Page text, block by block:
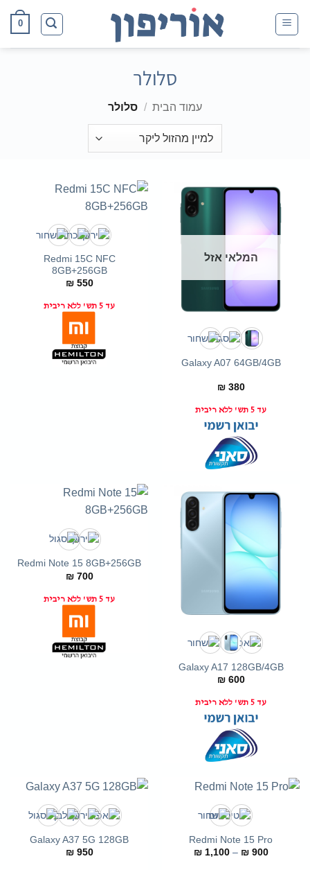
0
סלולר
עמוד הבית / סלולר
המלאי אזל
Galaxy A07 64GB/4GB
₪380
עד 5 תש' ללא ריבית
Redmi 15C NFC
8GB+256GB
₪550
עד 5 תש' ללא ריבית
Galaxy A17 128GB/4GB
₪600
עד 5 תש' ללא ריבית
Redmi Note 15 8GB+256GB
₪700
עד 5 תש' ללא ריבית
Redmi Note 15 Pro
₪900
–
₪1,100
Galaxy A37 5G 128GB
₪950